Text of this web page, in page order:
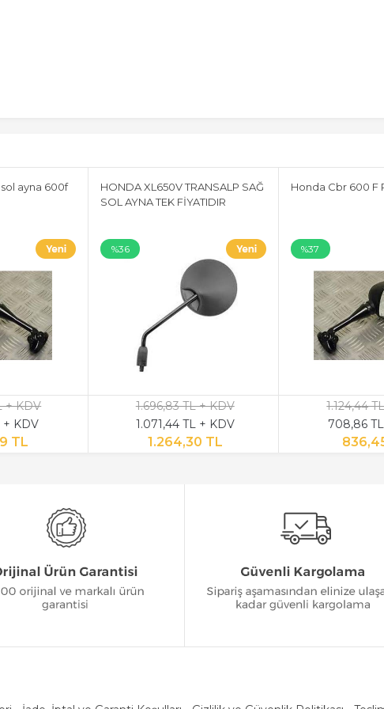
ayna 600f
+ KDV
+ KDV
TL
HONDA XL650V TRANSALP SAĞ
SOL AYNA TEK FİYATIDIR
%36
1.696,83 TL + KDV
1.071,44 TL + KDV
1.264,30 TL
Honda Cbr 600 F
%37
1.124,44
708,86